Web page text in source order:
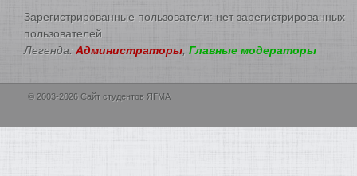
Зарегистрированные пользователи: нет зарегистрированных
пользователей
Легенда: Администраторы Главные модераторы
© 2003-2026 Сайт студентов ЯГМА